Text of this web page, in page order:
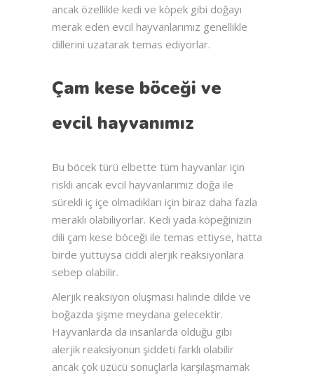
ancak özellikle kedi ve köpek gibi doğayı
merak eden evcil hayvanlarımız genellikle
dillerini uzatarak temas ediyorlar.
Çam kese böceği ve
evcil hayvanımız
Bu böcek türü elbette tüm hayvanlar için
riskli ancak evcil hayvanlarımız doğa ile
sürekli iç içe olmadıkları için biraz daha fazla
meraklı olabiliyorlar. Kedi yada köpeğinizin
dili çam kese böceği ile temas ettiyse, hatta
birde yuttuysa ciddi alerjik reaksiyonlara
sebep olabilir.
Alerjik reaksiyon oluşması halinde dilde ve
boğazda şişme meydana gelecektir.
Hayvanlarda da insanlarda olduğu gibi
alerjik reaksiyonun şiddeti farklı olabilir
ancak çok üzücü sonuçlarla karşılaşmamak